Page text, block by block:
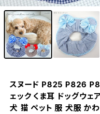
スヌード P825 P826
ェック くま耳 ドッグウェ
犬 猫 ペット 服 犬服 か